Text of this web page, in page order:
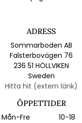
ADRESS
Sommarboden AB
Falsterbovägen 76
236 51 HÖLLVIKEN
Sweden
Hitta hit (extern länk)
ÖPPETTIDER
Mån-Fre
10-18